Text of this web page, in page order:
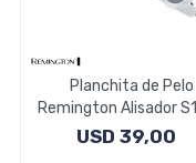
Planchita de Pelo
Remington Alisador
USD 39,00